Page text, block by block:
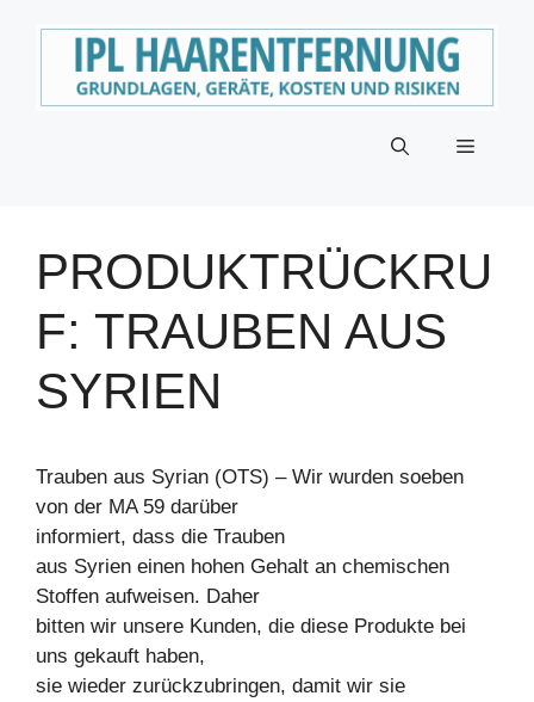
Menü
PRODUKTRÜCKRU
F: TRAUBEN AUS
SYRIEN
Trauben aus Syrian (OTS) – Wir wurden soeben
von der MA 59 darüber
informiert, dass die Trauben
aus Syrien einen hohen Gehalt an chemischen
Stoffen aufweisen. Daher
bitten wir unsere Kunden, die diese Produkte bei
uns gekauft haben,
sie wieder zurückzubringen, damit wir sie